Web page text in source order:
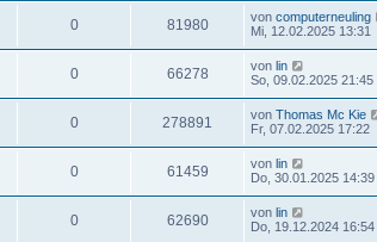
0 81980 von computerneuling
Mi, 12.02.2025 13:31
0 66278 von lin
So, 09.02.2025 21:45
0 278891 von Thomas Mc Kie
Fr, 07.02.2025 17:22
0 61459 von lin
Do, 30.01.2025 14:39
0 62690 von lin
Do, 19.12.2024 16:54